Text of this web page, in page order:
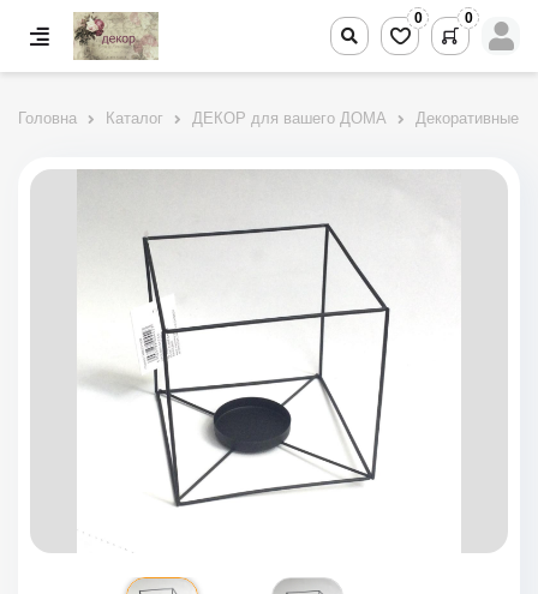
0 0
Головна Каталог ДЕКОР для вашего ДОМА Декоративные